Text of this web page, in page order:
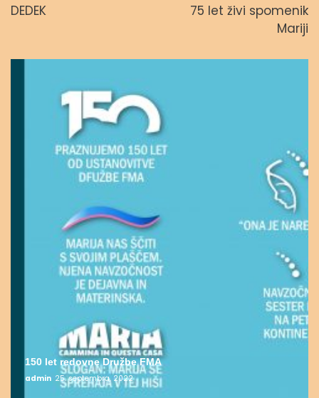
DEDEK
75 let živi spomenik
Mariji
150 let redovne Družbe FMA
admin 25. septembra, 2022